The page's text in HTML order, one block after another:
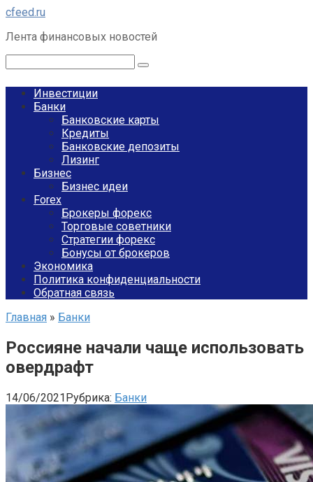
Перейти
контенту
cfeed.ru
Лента финансовых новостей
Инвестиции
Банки
Банковские карты
Кредиты
Банковские депозиты
Лизинг
Бизнес
Бизнес идеи
Forex
Брокеры форекс
Торговые советники
Стратегии форекс
Бонусы от брокеров
Экономика
Политика конфиденциальности
Обратная связь
Главная » Банки
Россияне начали чаще использовать
овердрафт
14/06/2021Рубрика: Банки